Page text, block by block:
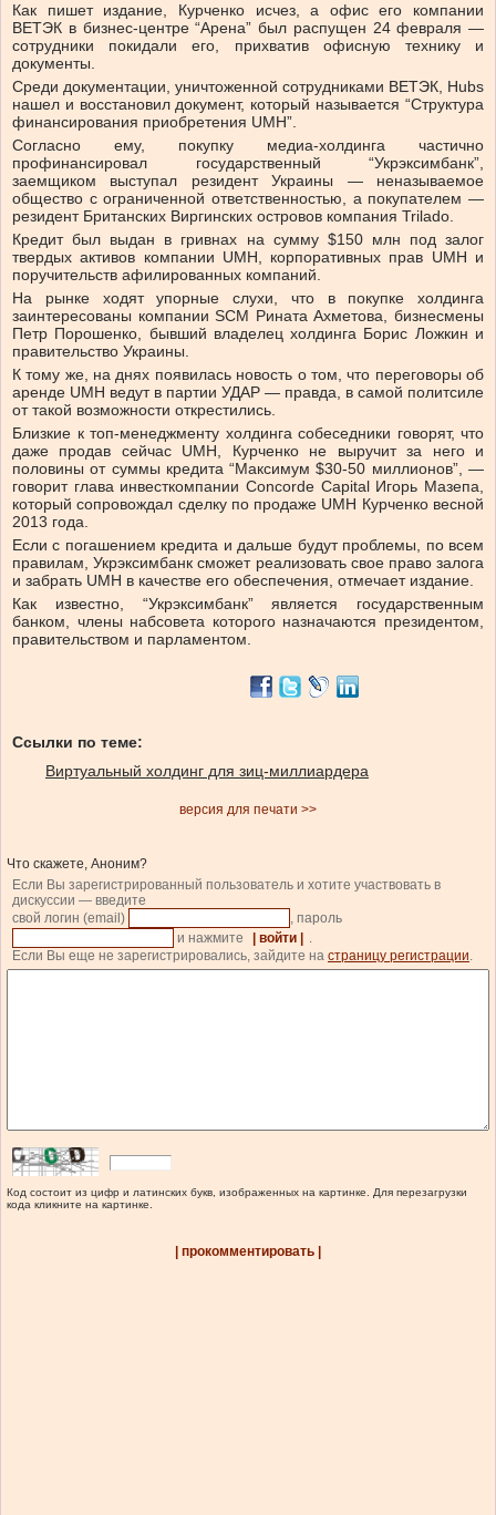
Как пишет издание, Курченко исчез, а офис его компании
ВЕТЭК в бизнес-центре “Арена” был распущен 24 февраля —
сотрудники покидали его, прихватив офисную технику и
документы.
Среди документации, уничтоженной сотрудниками ВЕТЭК, Hubs
нашел и восстановил документ, который называется “Структура
финансирования приобретения UMH”.
Согласно ему, покупку медиа-холдинга частично
профинансировал государственный “Укрэксимбанк”,
заемщиком выступал резидент Украины — неназываемое
общество с ограниченной ответственностью, а покупателем —
резидент Британских Виргинских островов компания Trilado.
Кредит был выдан в гривнах на сумму $150 млн под залог
твердых активов компании UMH, корпоративных прав UMH и
поручительств афилированных компаний.
На рынке ходят упорные слухи, что в покупке холдинга
заинтересованы компании SCM Рината Ахметова, бизнесмены
Петр Порошенко, бывший владелец холдинга Борис Ложкин и
правительство Украины.
К тому же, на днях появилась новость о том, что переговоры об
аренде UMH ведут в партии УДАР — правда, в самой политсиле
от такой возможности открестились.
Близкие к топ-менеджменту холдинга собеседники говорят, что
даже продав сейчас UMH, Курченко не выручит за него и
половины от суммы кредита “Максимум $30-50 миллионов”, —
говорит глава инвесткомпании Concorde Capital Игорь Мазепа,
который сопровождал сделку по продаже UMH Курченко весной
2013 года.
Если с погашением кредита и дальше будут проблемы, по всем
правилам, Укрэксимбанк сможет реализовать свое право залога
и забрать UMH в качестве его обеспечения, отмечает издание.
Как известно, “Укрэксимбанк” является государственным
банком, члены набсовета которого назначаются президентом,
правительством и парламентом.
Ссылки по теме:
Виртуальный холдинг для зиц-миллиардера
версия для печати >>
Что скажете, Аноним?
Если Вы зарегистрированный пользователь и хотите участвовать в
дискуссии — введите
свой логин (email)
, пароль
и нажмите
| войти |
.
Если Вы еще не зарегистрировались, зайдите на страницу регистрации.
Код состоит из цифр и латинских букв, изображенных на картинке. Для перезагрузки
кода кликните на картинке.
| прокомментировать |